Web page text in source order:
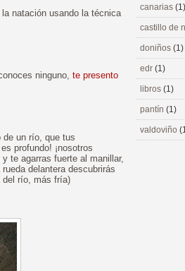
natación usando la técnica
ninguno, te presento
de un río, que tus
profundo! ¡nosotros
te agarras fuerte al manillar,
delantera descubrirás
del río, más fría)
canarias (1)
castillo de
doniños (1)
edr (1)
libros (1)
pantín (1)
valdoviño